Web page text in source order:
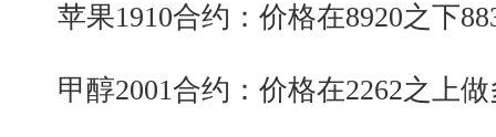
苹果1910合约：价格在8920之下
甲醇2001合约：价格在2262之上